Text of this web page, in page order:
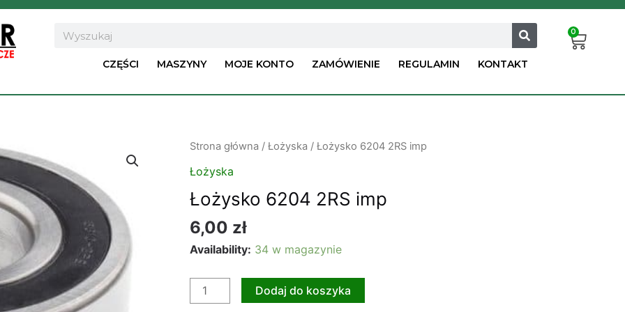
Search
CZĘŚCI MASZYNY MOJE KONTO ZAMÓWIENIE REGULAMIN KONTAKT
0
Strona główna / Łożyska / Łożysko 6204 2RS imp
Łożyska
Łożysko 6204 2RS imp
6,00 zł
Availability: 34 w magazynie
ilość
Łożysko
6204
2RS
imp
Dodaj do koszyka